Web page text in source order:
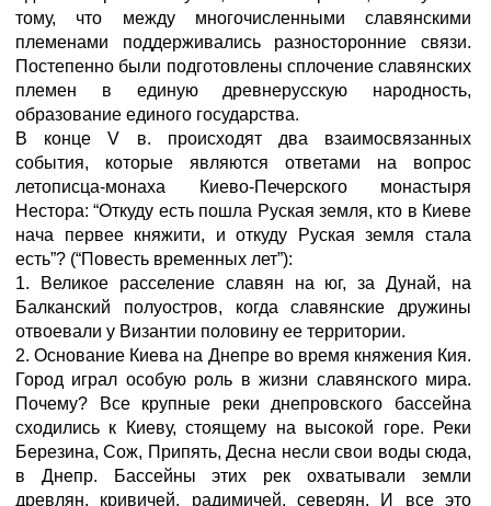
тому, что между многочисленными славянскими
племенами поддерживались разносторонние связи.
Постепенно были подготовлены сплочение славянских
племен в единую древнерусскую народность,
образование единого государства.
В конце V в. происходят два взаимосвязанных
события, которые являются ответами на вопрос
летописца-монаха Киево-Печерского монастыря
Нестора: “Откуду есть пошла Руская земля, кто в Киеве
нача первее княжити, и откуду Руская земля стала
есть”? (“Повесть временных лет”):
1. Великое расселение славян на юг, за Дунай, на
Балканский полуостров, когда славянские дружины
отвоевали у Византии половину ее территории.
2. Основание Киева на Днепре во время княжения Кия.
Город играл особую роль в жизни славянского мира.
Почему? Все крупные реки днепровского бассейна
сходились к Киеву, стоящему на высокой горе. Реки
Березина, Сож, Припять, Десна несли свои воды сюда,
в Днепр. Бассейны этих рек охватывали земли
древлян, кривичей, радимичей, северян. И все это